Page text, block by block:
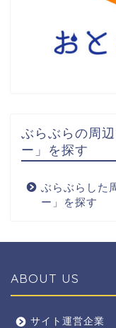
ぶらぶらの周
ー」を探す
ぶらぶらした
ー」を探す
ABOUT US
サイト運営企業